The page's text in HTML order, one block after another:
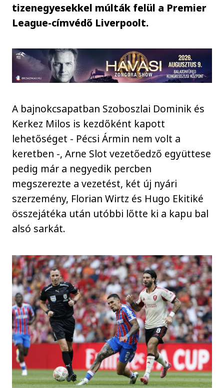
tizenegyesekkel múlták felül a Premier
League-címvédő Liverpoolt.
A bajnokcsapatban Szoboszlai Dominik és
Kerkez Milos is kezdőként kapott
lehetőséget - Pécsi Ármin nem volt a
keretben -, Arne Slot vezetőedző együttese
pedig már a negyedik percben
megszerezte a vezetést, két új nyári
szerzemény, Florian Wirtz és Hugo Ekitiké
összejátéka után utóbbi lőtte ki a kapu bal
alsó sarkát.